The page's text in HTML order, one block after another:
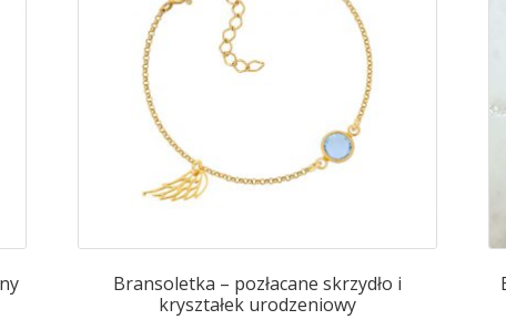
Bransoletka – pozłacane skrzydło i
kryształek urodzeniowy